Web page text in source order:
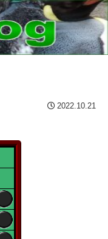
2022.10.21